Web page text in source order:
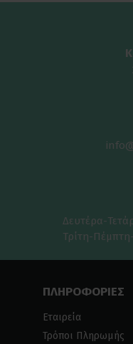
Δευτέρα-
Τρίτη-
ΠΛΗΡΟΦΟΡΙΕΣ
Εταιρεία
Τρόποι Πληρωμής